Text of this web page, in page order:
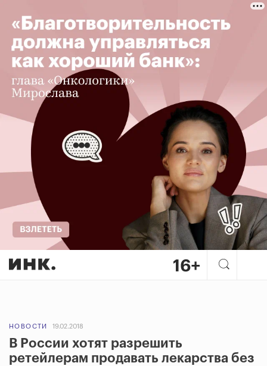
НОВОСТИ 19.02.2018
В России хотят разрешить
ретейлерам продавать лекарства без